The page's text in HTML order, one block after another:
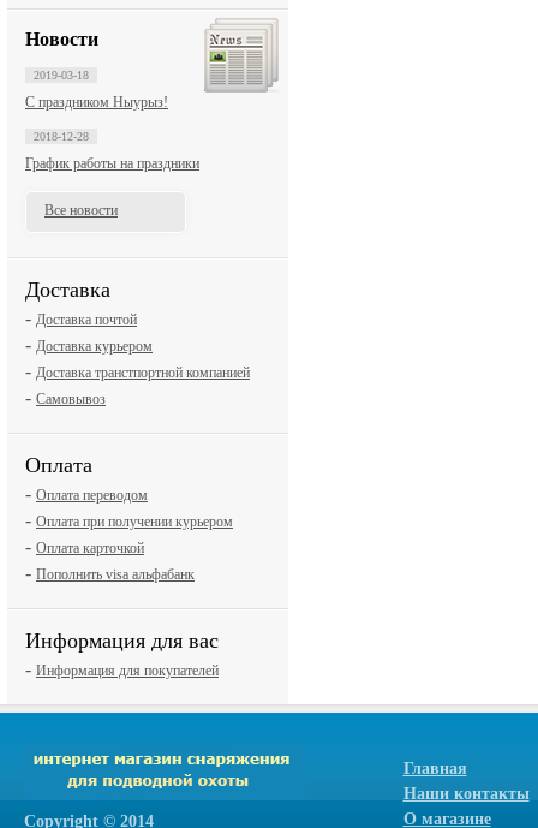
Новости
2019-03-18
С праздником Ныурыз!
2018-12-28
График работы на праздники
Все новости
Доставка
- Доставка почтой
- Доставка курьером
- Доставка транстпортной компанией
- Самовывоз
Оплата
- Оплата переводом
- Оплата при получении курьером
- Оплата карточкой
- Пополнить visa альфабанк
Информация для вас
- Информация для покупателей
Сopyright © 2014
Главная
Наши контакты
О магазине